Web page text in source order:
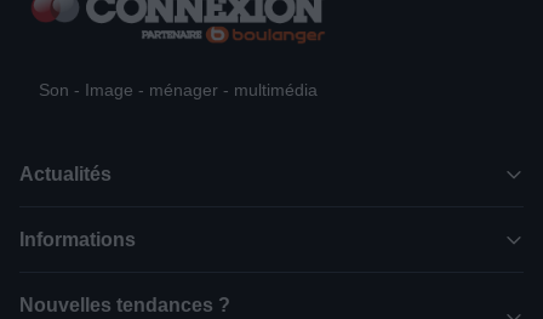
Son - Image - ménager - multimédia
Actualités
Informations
Nouvelles tendances ?